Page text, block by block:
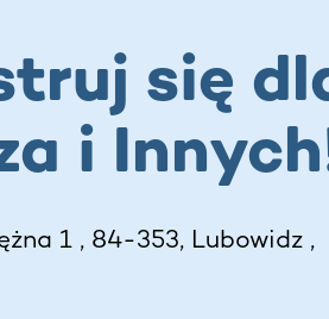
się
i
1 , 84-353, Lubowidz ,